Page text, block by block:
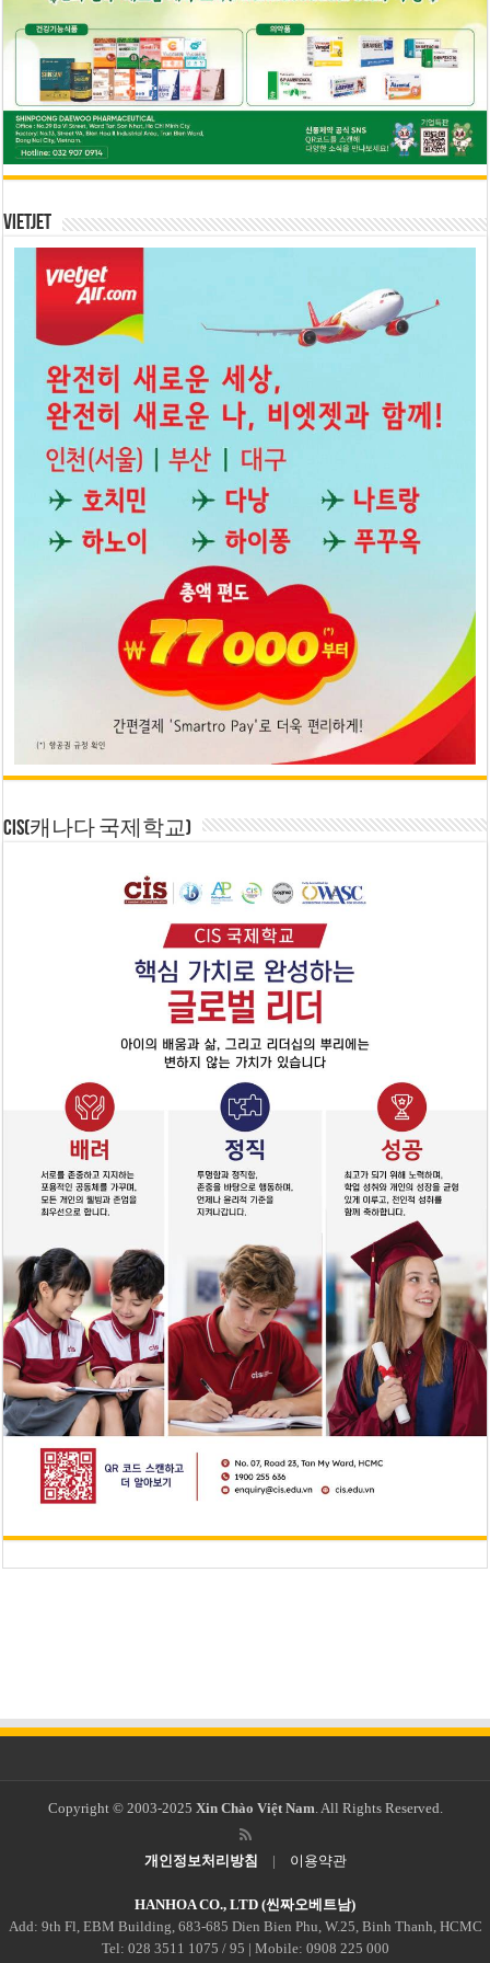
Vietjet
CIS(캐나다 국제학교)
Copyright © 2003-2025 Xin Chào Việt Nam. All Rights Reserved.
개인정보처리방침 | 이용약관
HANHOA CO., LTD (씬짜오베트남)
Add: 9th Fl, EBM Building, 683-685 Dien Bien Phu, W.25, Binh Thanh, HCMC
Tel: 028 3511 1075 / 95 | Mobile: 0908 225 000